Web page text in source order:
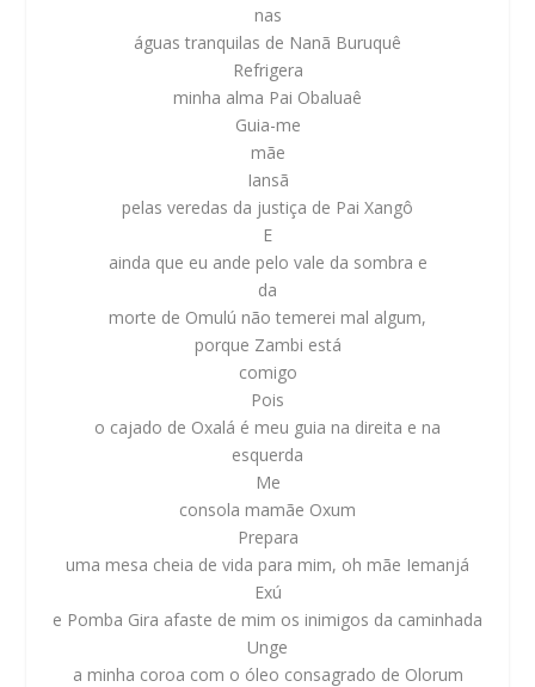
nas
águas tranquilas de Nanã Buruquê
Refrigera
minha alma Pai Obaluaê
Guia-me
mãe
Iansã
pelas veredas da justiça de Pai Xangô
E
ainda que eu ande pelo vale da sombra e
da
morte de Omulú não temerei mal algum,
porque Zambi está
comigo
Pois
o cajado de Oxalá é meu guia na direita e na
esquerda
Me
consola mamãe Oxum
Prepara
uma mesa cheia de vida para mim, oh mãe Iemanjá
Exú
e Pomba Gira afaste de mim os inimigos da caminhada
Unge
a minha coroa com o óleo consagrado de Olorum